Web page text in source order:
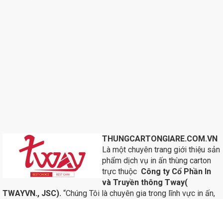
THUNGCARTONGIARE.COM.VN
Là một chuyên trang giới thiệu sản
phẩm dịch vụ in ấn thùng carton
trực thuộc Công ty Cổ Phần In
và Truyền thông Tway(
TWAYVN., JSC). “Chúng Tôi là chuyên gia trong lĩnh vực in ấn,